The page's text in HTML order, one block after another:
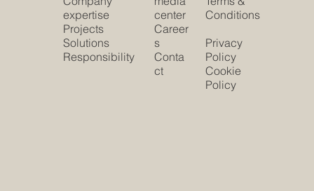
expertise
Projects
Solutions
Responsibility
center
Career
s
Conta
ct
Conditions
Privacy
Policy
Cookie
Policy